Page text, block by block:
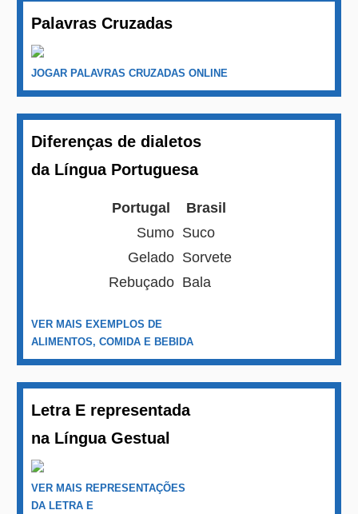
Palavras Cruzadas
JOGAR PALAVRAS CRUZADAS ONLINE
Diferenças de dialetos
da Língua Portuguesa
Portugal
Brasil
Sumo Suco
Gelado Sorvete
Rebuçado Bala
VER MAIS EXEMPLOS DE
ALIMENTOS, COMIDA E BEBIDA
Letra E representada
na Língua Gestual
VER MAIS REPRESENTAÇÕES
DA LETRA E